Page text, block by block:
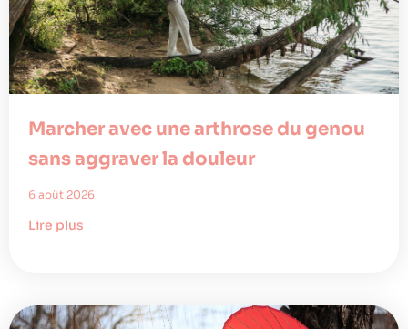
Marcher avec une arthrose du genou
sans aggraver la douleur
6 août 2026
Lire plus